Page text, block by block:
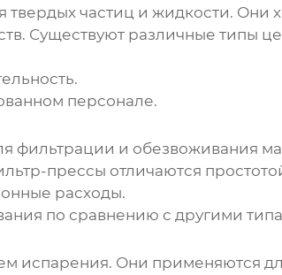
частиц и жидкости. Они
Существуют различные типы
персонале.
фильтрации и обезвоживания
прессы отличаются
расходы.
по сравнению с другими
испарения. Они применяются